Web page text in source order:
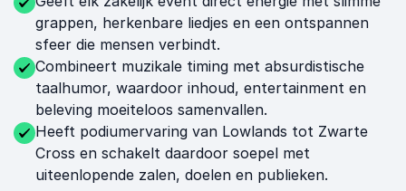
grappen, herkenbare liedjes en een ontspannen
sfeer die mensen verbindt.
Combineert muzikale timing met absurdistische
taalhumor, waardoor inhoud, entertainment en
beleving moeiteloos samenvallen.
Heeft podiumervaring van Lowlands tot Zwarte
Cross en schakelt daardoor soepel met
uiteenlopende zalen, doelen en publieken.